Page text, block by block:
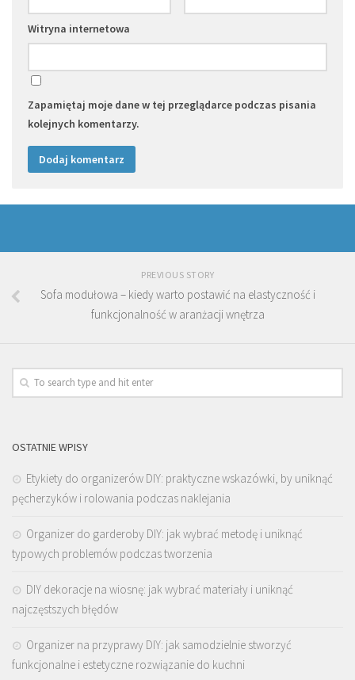
Witryna internetowa
Zapamiętaj moje dane w tej przeglądarce podczas pisania
kolejnych komentarzy.
PREVIOUS STORY
Sofa modułowa – kiedy warto postawić na elastyczność i
funkcjonalność w aranżacji wnętrza
OSTATNIE WPISY
Etykiety do organizerów DIY: praktyczne wskazówki, by uniknąć
pęcherzyków i rolowania podczas naklejania
Organizer do garderoby DIY: jak wybrać metodę i uniknąć
typowych problemów podczas tworzenia
DIY dekoracje na wiosnę: jak wybrać materiały i uniknąć
najczęstszych błędów
Organizer na przyprawy DIY: jak samodzielnie stworzyć
funkcjonalne i estetyczne rozwiązanie do kuchni